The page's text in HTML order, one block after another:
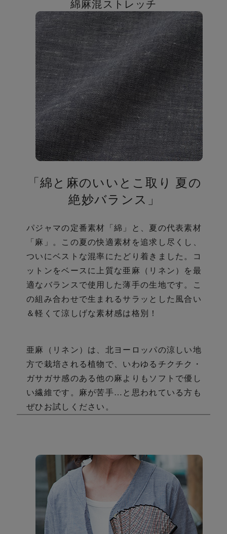
の
び
の
綿麻混ストレッチ
「綿と麻のいいとこ取り 夏の
絶妙バランス」
パジャマの定番素材「綿」と、夏の代表素材
「麻」。
この夏の快適素材を追求し尽くし、
ついにベストな混率にたどり着きました。
コ
ットンをベースに上質な亜麻（リネン）を最
適なバランスで使用した薄手の生地です。こ
の組み合わせで生まれるサラッとした風合い
＆軽くて涼しげな素材感は格別！
亜麻（リネン）は、北ヨーロッパの涼しい地
方で栽培される植物で、いわゆるチクチク・
ガサガサ感のある他の麻よりもソフトで優し
い繊維です。麻が苦手…と思われている方も
ぜひお試しください。